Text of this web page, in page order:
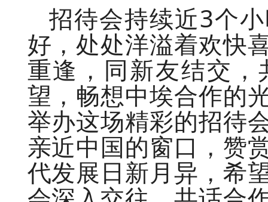
招待会持续近3个
好，处处洋溢着欢快
重逢，同新友结交
望，畅想中埃合作的
举办这场精彩的招待
亲近中国的窗口，赞
代发展日新月异，希